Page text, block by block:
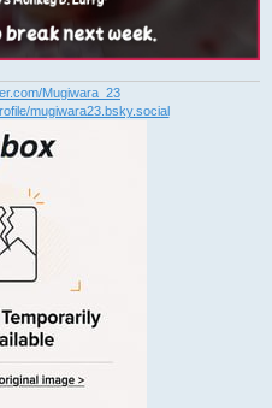
Mugiwara_23
mugiwara23.bsky.social